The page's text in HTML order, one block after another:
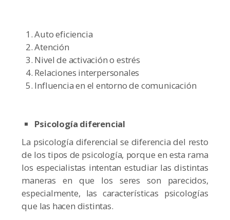
Auto eficiencia
Atención
Nivel de activación o estrés
Relaciones interpersonales
Influencia en el entorno de comunicación
Psicología diferencial
La psicología diferencial se diferencia del resto
de los tipos de psicología, porque en esta rama
los especialistas intentan estudiar las distintas
maneras en que los seres son parecidos,
especialmente, las características psicologías
que las hacen distintas.